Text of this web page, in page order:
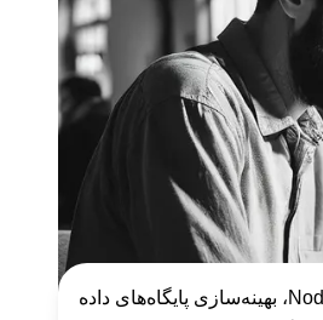
طراحی و نگهداری سرویس‌های بک‌اند با استفاده از Node.js، بهینه‌سازی پایگاه‌های داده